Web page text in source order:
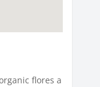
flores a